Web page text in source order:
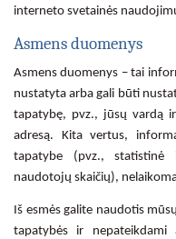
interneto svetainės
Asmens duomenys
Asmens duomenys – tai
nustatyta arba gali būti
tapatybę, pvz., jūsų vardą
adresą. Kita vertus,
tapatybe (pvz., statistinė
naudotojų skaičių),
Iš esmės galite naudotis
tapatybės ir nepateikdami